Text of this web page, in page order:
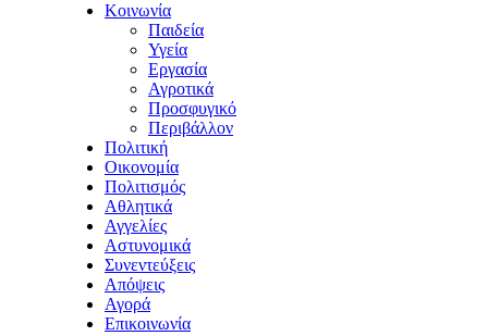
Κοινωνία
Παιδεία
Υγεία
Εργασία
Αγροτικά
Προσφυγικό
Περιβάλλον
Πολιτική
Οικονομία
Πολιτισμός
Αθλητικά
Αγγελίες
Αστυνομικά
Συνεντεύξεις
Απόψεις
Αγορά
Επικοινωνία